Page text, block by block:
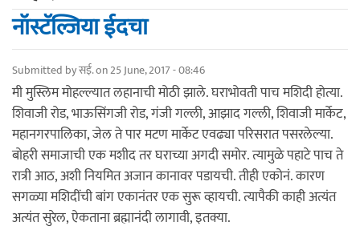
नॉस्टॅल्जिया ईदचा
Submitted byसई.on 25 June, 2017 - 08:46
मी मुस्लिम मोहल्ल्यात लहानाची मोठी झाले. घराभोवती पाच मशिदी होत्या.
शिवाजी रोड, भाऊसिंगजी रोड, गंजी गल्ली, आझाद गल्ली, शिवाजी मार्केट,
महानगरपालिका, जेल ते पार मटण मार्केट एवढ्या परिसरात पसरलेल्या.
बोहरी समाजाची एक मशीद तर घराच्या अगदी समोर. त्यामुळे पहाटे पाच ते
रात्री आठ, अशी नियमित अजान कानावर पडायची. तीही एकोनं. कारण
सगळ्या मशिदींची बांग एकानंतर एक सुरू व्हायची. त्यापैकी काही अत्यंत
अत्यंत सुरेल, ऐकताना ब्रह्मानंदी लागावी, इतक्या.